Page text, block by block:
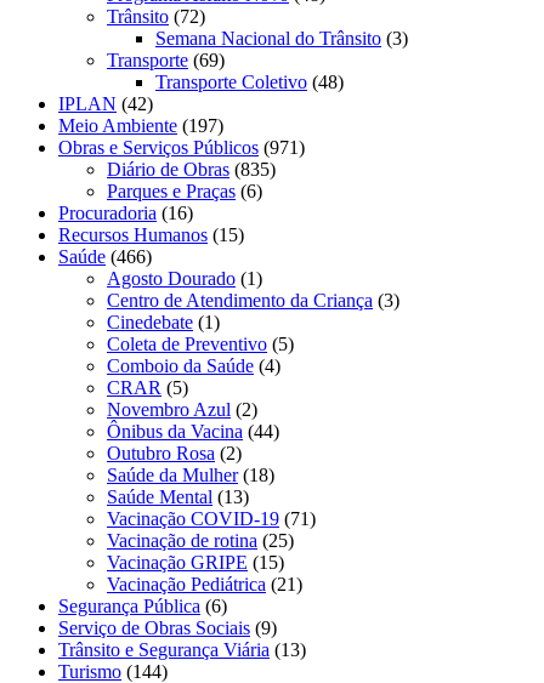
Trânsito (72)
Semana Nacional do Trânsito (3)
Transporte (69)
Transporte Coletivo (48)
IPLAN (42)
Meio Ambiente (197)
Obras e Serviços Públicos (971)
Diário de Obras (835)
Parques e Praças (6)
Procuradoria (16)
Recursos Humanos (15)
Saúde (466)
Agosto Dourado (1)
Centro de Atendimento da Criança (3)
Cinedebate (1)
Coleta de Preventivo (5)
Comboio da Saúde (4)
CRAR (5)
Novembro Azul (2)
Ônibus da Vacina (44)
Outubro Rosa (2)
Saúde da Mulher(18)
Saúde Mental (13)
Vacinação COVID-19 (71)
Vacinação de rotina (25)
Vacinação GRIPE (15)
Vacinação Pediátrica (21)
Segurança Pública (6)
Serviço de Obras Sociais (9)
Trânsito e Segurança Viária (13)
Turismo (144)